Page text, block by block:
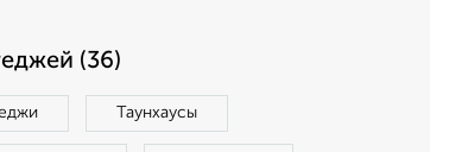
(36)
Таунхаусы